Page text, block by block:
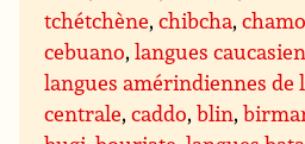
tchétchène,chibcha,
cebuano,langues
langues amérindiennes de
centrale,caddo,blin,